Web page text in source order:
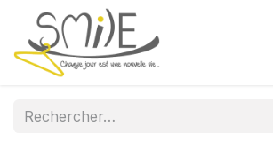
Se rendre au contenu